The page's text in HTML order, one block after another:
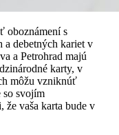
oboznámení s
debetných kariet v
a Petrohrad majú
karty, v
môžu vzniknúť
so svojím
že vaša karta bude v